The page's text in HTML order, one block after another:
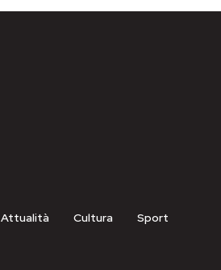
Attualità Cultura Sport